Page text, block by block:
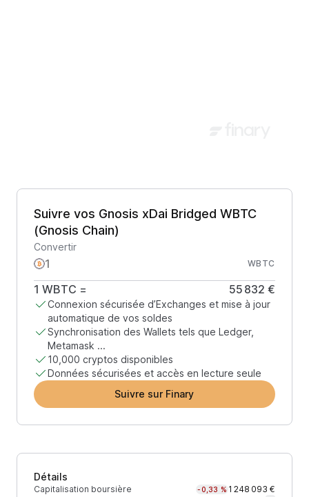
Suivre vos Gnosis xDai Bridged WBTC
(Gnosis Chain)
Convertir
WBTC
1 WBTC = 55 832 €
Connexion sécurisée d’Exchanges et mise à jour
automatique de vos soldes
Synchronisation des Wallets tels que Ledger,
Metamask ...
10,000 cryptos disponibles
Données sécurisées et accès en lecture seule
Suivre sur Finary
Détails
Capitalisation boursière -0,33 % 1 248 093 €